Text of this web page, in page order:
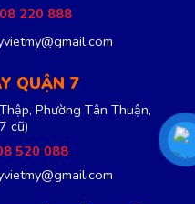
220 888
QUẬN 7
Phường Tân Thuận,
cũ)
520 088